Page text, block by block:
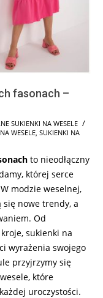
fasonach –
SUKIENKI NA WESELE
WESELE, SUKIENKI NA
to nieodłączny
której serce
modzie weselnej,
się nowe trendy, a
Od
sukienki na
wyrażenia swojego
przyjrzymy się
które
uroczystości.